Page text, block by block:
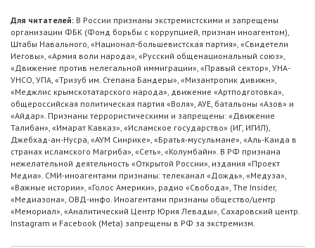
Для читателей: В России признаны экстремистскими и запрещены
организации ФБК (Фонд борьбы с коррупцией, признан иноагентом),
Штабы Навального, «Национал-большевистская партия», «Свидетели
Иеговы», «Армия воли народа», «Русский общенациональный союз»,
«Движение против нелегальной иммиграции», «Правый сектор», УНА-
УНСО, УПА, «Тризуб им. Степана Бандеры», «Мизантропик дивижн»,
«Меджлис крымскотатарского народа», движение «Артподготовка»,
общероссийская политическая партия «Воля», АУЕ, батальоны «Азов» и
«Айдар». Признаны террористическими и запрещены: «Движение
Талибан», «Имарат Кавказ», «Исламское государство» (ИГ, ИГИЛ),
Джебхад-ан-Нусра, «АУМ Синрике», «Братья-мусульмане», «Аль-Каида в
странах исламского Магриба», «Сеть», «Колумбайн». В РФ признана
нежелательной деятельность «Открытой России», издания «Проект
Медиа». СМИ-иноагентами признаны: телеканал «Дождь», «Медуза»,
«Важные истории», «Голос Америки», радио «Свобода», The Insider,
«Медиазона», ОВД-инфо. Иноагентами признаны общество/центр
«Мемориал», «Аналитический Центр Юрия Левады», Сахаровский центр.
Instagram и Facebook (Metа) запрещены в РФ за экстремизм.